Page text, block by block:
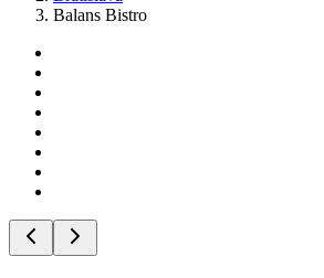
Balans Bistro